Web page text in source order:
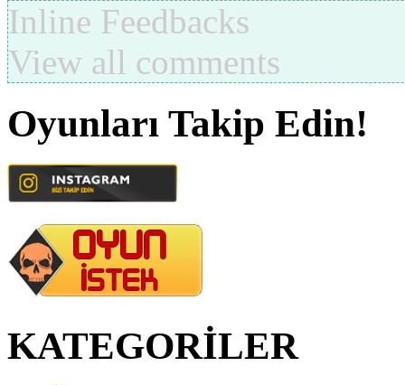
Inline Feedbacks
View all comments
Oyunları Takip Edin!
KATEGORİLER